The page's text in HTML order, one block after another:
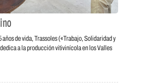
años de vida, Trassoles («Trabajo, Solidaridad y
a la producción vitivinícola en los Valles